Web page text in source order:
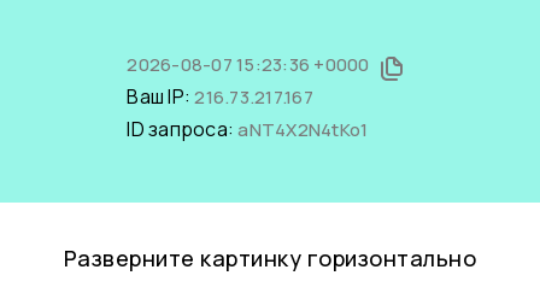
2026-08-07 15:23:36 +0000
Ваш IP:216.73.217.167
ID запроса:aNT4X2N4tKo1
Разверните картинку горизонтально